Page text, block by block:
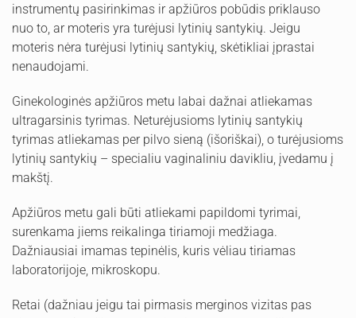
instrumentų pasirinkimas ir apžiūros pobūdis priklauso
nuo to, ar moteris yra turėjusi lytinių santykių. Jeigu
moteris nėra turėjusi lytinių santykių, skėtikliai įprastai
nenaudojami.
Ginekologinės apžiūros metu labai dažnai atliekamas
ultragarsinis tyrimas. Neturėjusioms lytinių santykių
tyrimas atliekamas per pilvo sieną (išoriškai), o turėjusioms
lytinių santykių – specialiu vaginaliniu davikliu, įvedamu į
makštį.
Apžiūros metu gali būti atliekami papildomi tyrimai,
surenkama jiems reikalinga tiriamoji medžiaga.
Dažniausiai imamas tepinėlis, kuris vėliau tiriamas
laboratorijoje, mikroskopu.
Retai (dažniau jeigu tai pirmasis merginos vizitas pas